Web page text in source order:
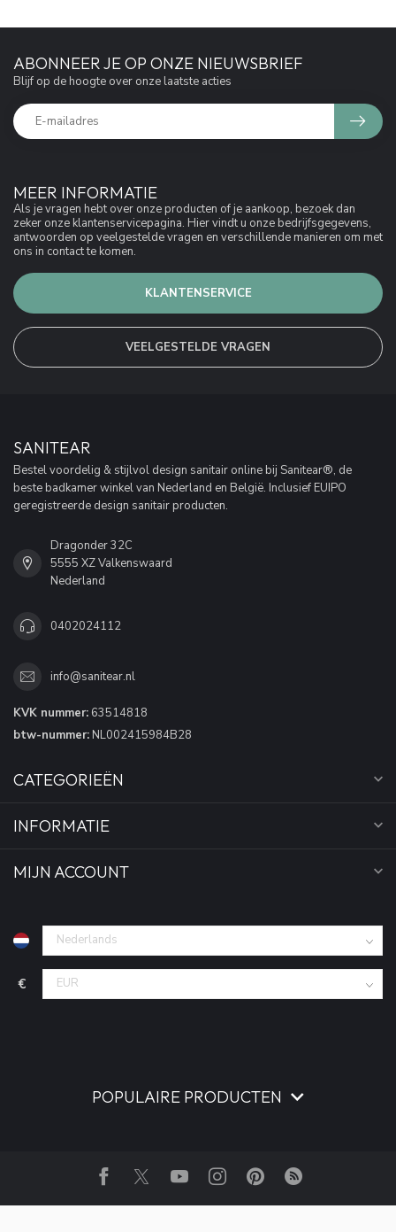
MEER INFORMATIE
Als je vragen hebt over onze producten of je aankoop, bezoek dan
zeker onze klantenservicepagina. Hier vindt u onze bedrijfsgegevens,
antwoorden op veelgestelde vragen en verschillende manieren om met
ons in contact te komen.
KLANTENSERVICE
VEELGESTELDE VRAGEN
ABONNEER JE OP ONZE NIEUWSBRIEF
Blijf op de hoogte over onze laatste acties
SANITEAR
Bestel voordelig & stijlvol design sanitair online bij Sanitear®, de
beste badkamer winkel van Nederland en België. Inclusief EUIPO
geregistreerde design sanitair producten.
Dragonder 32C
5555 XZ Valkenswaard
Nederland
0402024112
info@sanitear.nl
KVK nummer: 63514818
btw-nummer: NL002415984B28
CATEGORIEËN
INFORMATIE
MIJN ACCOUNT
€
POPULAIRE PRODUCTEN